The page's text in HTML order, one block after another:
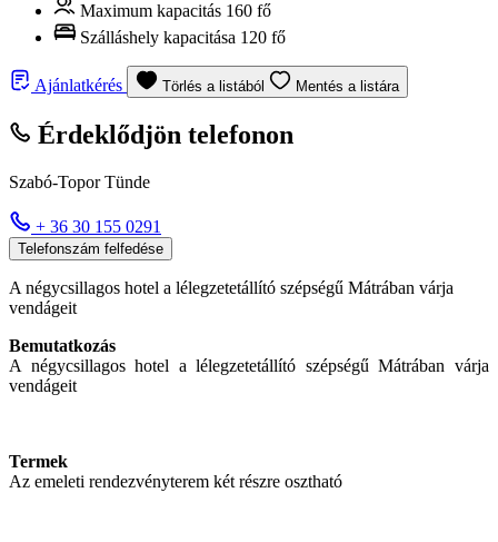
Maximum kapacitás 160 fő
Szálláshely kapacitása 120 fő
Ajánlatkérés Törlés a listából Mentés a listára
Érdeklődjön telefonon
Szabó-Topor Tünde
+ 36 30 155 0291
Telefonszám felfedése
A négycsillagos hotel a lélegzetetállító szépségű Mátrában várja
vendágeit
Bemutatkozás
A négycsillagos hotel a lélegzetetállító szépségű Mátrában várja
vendágeit
Termek
Az emeleti rendezvényterem két részre osztható